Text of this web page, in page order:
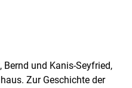
Bernd und Kanis-Seyfried,
Zur Geschichte der